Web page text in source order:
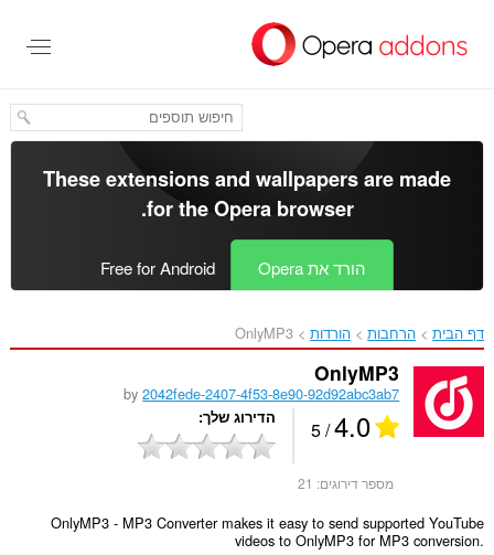
העיקרי
These extensions and wallpapers are made
for theOpera browser
.
הורד את Opera Free for Android
דף הבית הרחבות הורדות OnlyMP3‎
OnlyMP3
by2042fede-2407-4f53-8e90-92d92abc3ab7
4.0
/ 5 הדירוג שלך
מספר דירוגים: 21
OnlyMP3 - MP3 Converter makes it easy to send supported YouTube
videos to OnlyMP3 for MP3 conversion.